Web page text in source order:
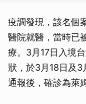
疫調發現，該名個
醫院就醫，當時已
療。3月17日入境
狀，於3月18日及
通報後，確診為萊